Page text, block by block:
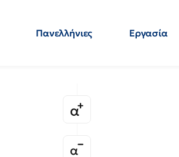
Πανελλήνιες Εργασία